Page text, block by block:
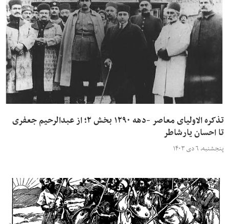
تذکره الاولیای معاصر -دهه ۱۲۹۰ بخش ۲؛ از عبدالرحیم جعفری
تا احسان یارشاطر
پنجشنبه، ۶ دی ۱۴۰۳